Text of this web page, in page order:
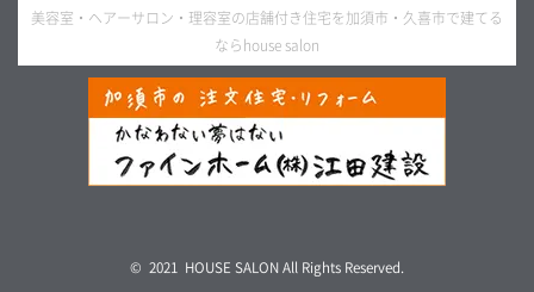
美容室・ヘアーサロン・理容室の店舗付き住宅を加須市・久喜市で建てる
ならhouse salon
© 2021 HOUSE SALON All Rights Reserved.